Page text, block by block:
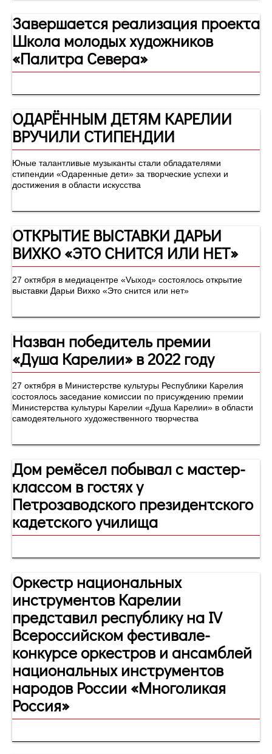
Завершается реализация проекта
Школа молодых художников
«Палитра Севера»
ОДАРЁННЫМ ДЕТЯМ КАРЕЛИИ
ВРУЧИЛИ СТИПЕНДИИ
Юные талантливые музыканты стали обладателями
стипендии «Одаренные дети» за творческие успехи и
достижения в области искусства
ОТКРЫТИЕ ВЫСТАВКИ ДАРЬИ
ВИХКО «ЭТО СНИТСЯ ИЛИ НЕТ»
27 октября в медиацентре «Vыход» состоялось открытие
выставки Дарьи Вихко «Это снится или нет»
Назван победитель премии
«Душа Карелии» в 2022 году
27 октября в Министерстве культуры Республики Карелия
состоялось заседание комиссии по присуждению премии
Министерства культуры Карелии «Душа Карелии» в области
самодеятельного художественного творчества
Дом ремёсел побывал с мастер-
классом в гостях у
Петрозаводского президентского
кадетского училища
Оркестр национальных
инструментов Карелии
представил республику на IV
Всероссийском фестивале-
конкурсе оркестров и ансамблей
национальных инструментов
народов России «Многоликая
Россия»